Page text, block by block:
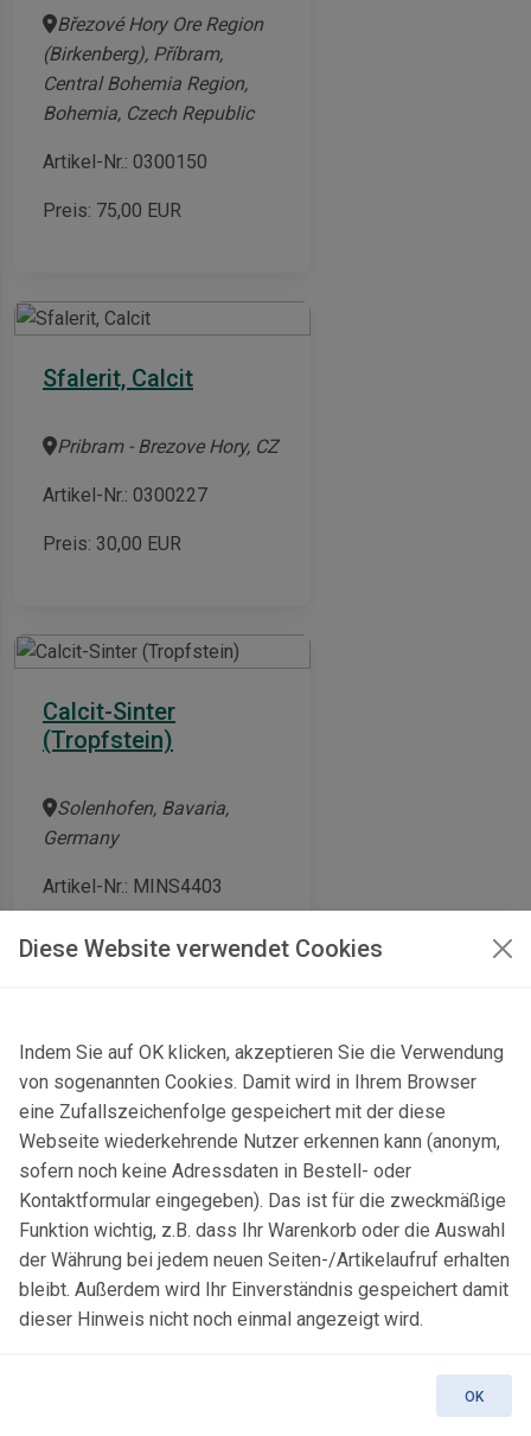
Diese Website verwendet Cookies
Indem Sie auf OK klicken, akzeptieren Sie die Verwendung
von sogenannten Cookies. Damit wird in Ihrem Browser
eine Zufallszeichenfolge gespeichert mit der diese
Webseite wiederkehrende Nutzer erkennen kann (anonym,
sofern noch keine Adressdaten in Bestell- oder
Kontaktformular eingegeben). Das ist für die zweckmäßige
Funktion wichtig, z.B. dass Ihr Warenkorb oder die Auswahl
der Währung bei jedem neuen Seiten-/Artikelaufruf erhalten
bleibt. Außerdem wird Ihr Einverständnis gespeichert damit
dieser Hinweis nicht noch einmal angezeigt wird.
OK
Březové Hory Ore Region
(Birkenberg), Příbram,
Central Bohemia Region,
Bohemia, Czech Republic
Artikel-Nr.: 0300150
Preis: 75,00 EUR
Sfalerit, Calcit
Pribram - Brezove Hory, CZ
Artikel-Nr.: 0300227
Preis: 30,00 EUR
Calcit-Sinter
(Tropfstein)
Solenhofen, Bavaria,
Germany
Artikel-Nr.: MINS4403
Preis: 30,00 EUR
Calcit, Dolomit
Tooreen (quarry),
Ballyhaunis, Mayo Co.,
Ireland
Artikel-Nr.: MINS4664
Preis:24,00EUR